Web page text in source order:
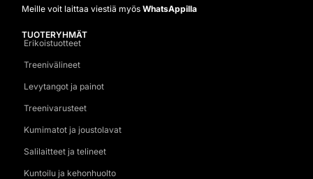
Meille voit laittaa viestiä myös WhatsAppilla
TUOTERYHMÄT
Erikoistuotteet
Treenivälineet
Levytangot ja painot
Treenivarusteet
Kumimatot ja joustolavat
Salilaitteet ja telineet
Kuntoilu ja kehonhuolto